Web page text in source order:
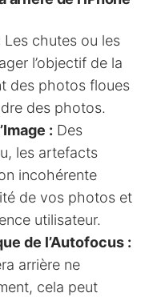
Les chutes ou les
l’objectif de la
des photos floues
des photos.
: Des
les artefacts
incohérente
de vos photos et
utilisateur.
de l’Autofocus :
arrière ne
cela peut